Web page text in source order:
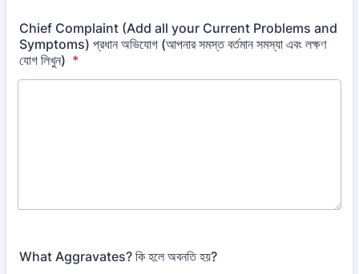
Chief Complaint (Add all your Current Problems and
Symptoms) প্রধান অভিযোগ (আপনার সমস্ত বর্তমান সমস্যা এবং লক্ষণ
যোগ লিখুন) *
What Aggravates? কি হলে অবনতি হয়?